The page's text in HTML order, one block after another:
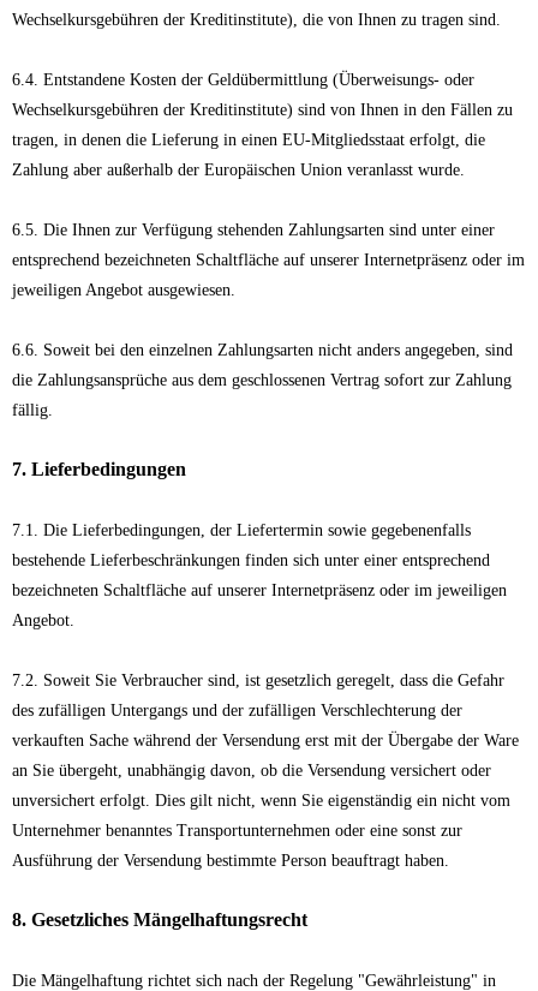
Wechselkursgebühren der Kreditinstitute), die von Ihnen zu tragen sind.
6.4. Entstandene Kosten der Geldübermittlung (Überweisungs- oder
Wechselkursgebühren der Kreditinstitute) sind von Ihnen in den Fällen zu
tragen, in denen die Lieferung in einen EU-Mitgliedsstaat erfolgt, die
Zahlung aber außerhalb der Europäischen Union veranlasst wurde.
6.5. Die Ihnen zur Verfügung stehenden Zahlungsarten sind unter einer
entsprechend bezeichneten Schaltfläche auf unserer Internetpräsenz oder im
jeweiligen Angebot ausgewiesen.
6.6. Soweit bei den einzelnen Zahlungsarten nicht anders angegeben, sind
die Zahlungsansprüche aus dem geschlossenen Vertrag sofort zur Zahlung
fällig.
7. Lieferbedingungen
7.1. Die Lieferbedingungen, der Liefertermin sowie gegebenenfalls
bestehende Lieferbeschränkungen finden sich unter einer entsprechend
bezeichneten Schaltfläche auf unserer Internetpräsenz oder im jeweiligen
Angebot.
7.2. Soweit Sie Verbraucher sind, ist gesetzlich geregelt, dass die Gefahr
des zufälligen Untergangs und der zufälligen Verschlechterung der
verkauften Sache während der Versendung erst mit der Übergabe der Ware
an Sie übergeht, unabhängig davon, ob die Versendung versichert oder
unversichert erfolgt. Dies gilt nicht, wenn Sie eigenständig ein nicht vom
Unternehmer benanntes Transportunternehmen oder eine sonst zur
Ausführung der Versendung bestimmte Person beauftragt haben.
8. Gesetzliches Mängelhaftungsrecht
Die Mängelhaftung richtet sich nach der Regelung "Gewährleistung" in